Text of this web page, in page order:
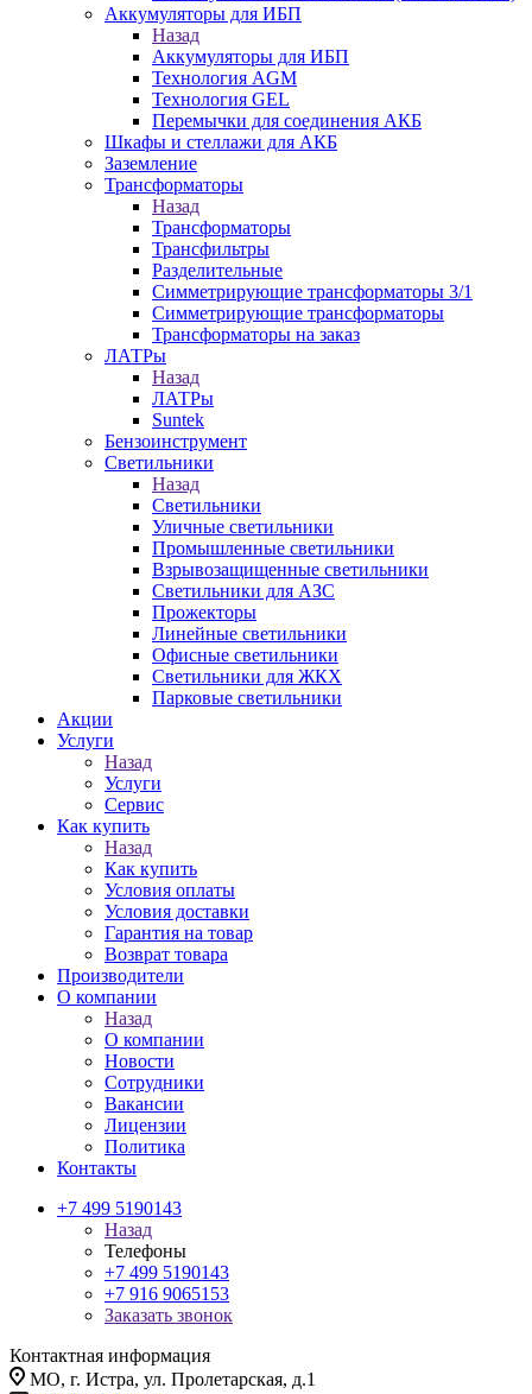
Аккумуляторы для ИБП
Назад
Аккумуляторы для ИБП
Технология AGM
Технология GEL
Перемычки для соединения АКБ
Шкафы и стеллажи для АКБ
Заземление
Трансформаторы
Назад
Трансформаторы
Трансфильтры
Разделительные
Симметрирующие трансформаторы 3/1
Симметрирующие трансформаторы
Трансформаторы на заказ
ЛАТРы
Назад
ЛАТРы
Suntek
Бензоинструмент
Светильники
Назад
Светильники
Уличные светильники
Промышленные светильники
Взрывозащищенные светильники
Светильники для АЗС
Прожекторы
Линейные светильники
Офисные светильники
Светильники для ЖКХ
Парковые светильники
Акции
Услуги
Назад
Услуги
Сервис
Как купить
Назад
Как купить
Условия оплаты
Условия доставки
Гарантия на товар
Возврат товара
Производители
О компании
Назад
О компании
Новости
Сотрудники
Вакансии
Лицензии
Политика
Контакты
+7 499 5190143
Назад
Телефоны
+7 499 5190143
+7 916 9065153
Заказать звонок
Контактная информация
МО, г. Истра, ул. Пролетарская, д.1